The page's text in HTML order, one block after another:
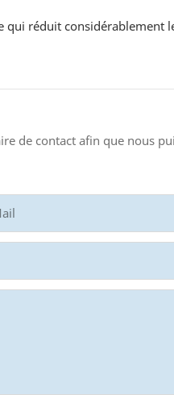
réduit considérablement
de contact afin que nous